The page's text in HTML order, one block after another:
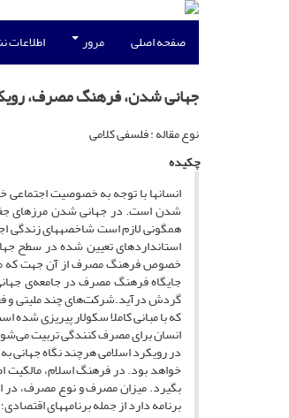
صفحه اصلی مرور اطلاعات
جهانی شدن، فرهنگ مصرف،
نوع مقاله : فلسفی کلامی
چکیده
انسان­ها با توجه به خصوصیت اجتماعی
شدن است. در جهانی شدن مرزهای
همگونی لازم است شاخصه­های زندگی
استانداردهای تعیین شده در سطح
خصوص فرهنگ مصرف از آن جهت که
جایگاه فرهنگ مصرف در جامعه‌ی
گردش درآید.شرکت‌های چند ملیتی و
که با مبانی کاملا سکولار پی­ریزی
انسان برای مصرف کنندگی تربیت
در رویکرد اسلامی هرچند نگاه جهانی
خواهد بود. در فرهنگ اسلام،
بگیرد. میزان مصرف و نوع مصرف، در
برنامه دارد از جمله برنامه­های